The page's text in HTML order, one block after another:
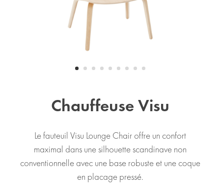
Chauffeuse Visu
Le fauteuil Visu Lounge Chair offre un confort
maximal dans une silhouette scandinave non
conventionnelle avec une base robuste et une coque
en placage pressé.